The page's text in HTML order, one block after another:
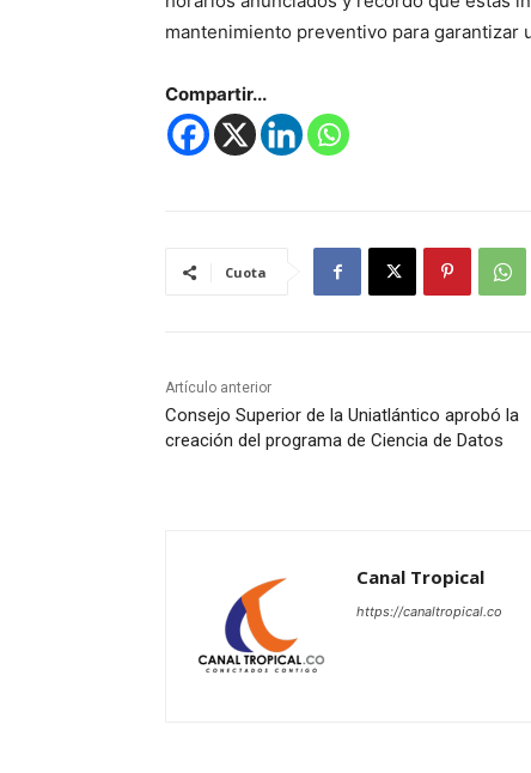
mantenimiento preventivo para garantizar
Compartir...
Cuota
Artículo anterior
Consejo Superior de la Uniatlántico aprobó la
creación del programa de Ciencia de Datos
Canal Tropical
https://canaltropical.co